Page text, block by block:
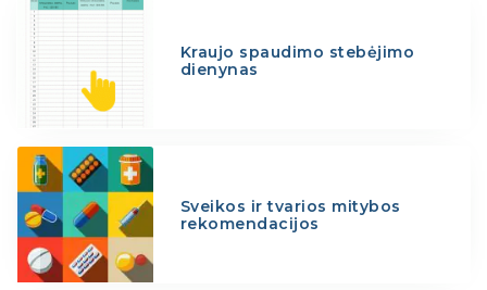
Kraujo spaudimo stebėjimo
dienynas
Sveikos ir tvarios mitybos
rekomendacijos